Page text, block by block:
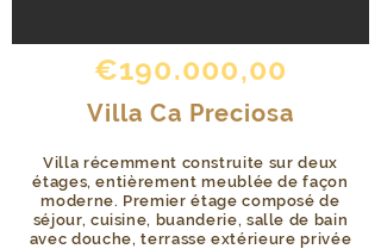
€190.000,00
Villa Ca Preciosa
Villa récemment construite sur deux
étages, entièrement meublée de façon
moderne. Premier étage composé de
séjour, cuisine, buanderie, salle de bain
avec douche, terrasse extérieure privée